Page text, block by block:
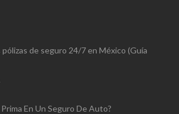
de seguro 24/7 en México (Guía
En Un Seguro De Auto?